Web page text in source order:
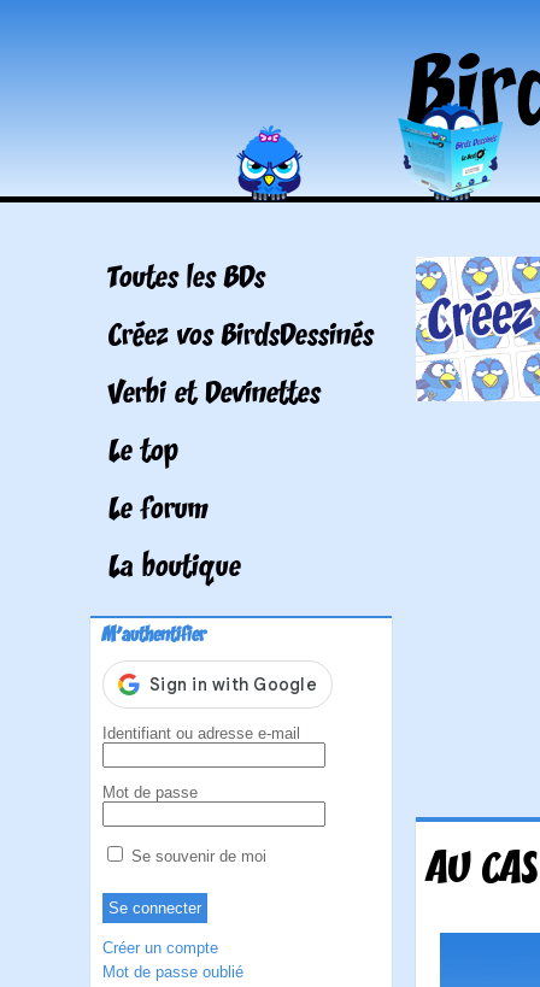
Toutes les BDs
Créez vos BirdsDessinés
Verbi et Devinettes
Le top
Le forum
La boutique
M'authentifier
Identifiant ou adresse e-mail
Mot de passe
Se souvenir de moi
Créer un compte
Mot de passe oublié
AU